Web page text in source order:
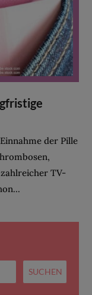
der Pille
TV-